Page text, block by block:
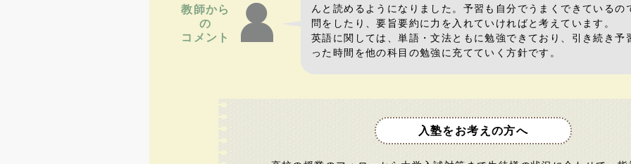
教師から
の
コメント
んと読めるようになりました。予習も自分でうまくできているの
問をしたり、要旨要約に力を入れていければと考えています。
英語に関しては、単語・文法ともに勉強できており、引き続き予
った時間を他の科目の勉強に充てていく方針です。
入塾をお考えの方へ